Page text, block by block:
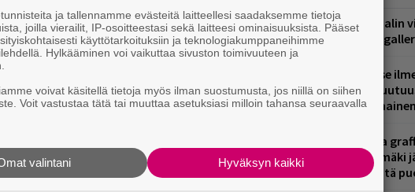
Eppu Normaalin
– katso
Huomenna se
A.W. Yrjänän
Laittomasta
Paavo Arhinmäki
kädessä – näitä
ja tallennamme evästeitä laitteellesi saadaksemme tietoja
joilla vierailit, IP-osoitteestasi sekä laitteesi ominaisuuksista. Pääset
käyttötarkoituksiin ja teknologiakumppaneihimme
Hylkääminen voi vaikuttaa sivuston toimivuuteen ja
voivat käsitellä tietoja myös ilman suostumusta, jos niillä on siihen
Voit vastustaa tätä tai muuttaa asetuksiasi milloin tahansa seuraavalla
Hyväksyn kaikki
valintani